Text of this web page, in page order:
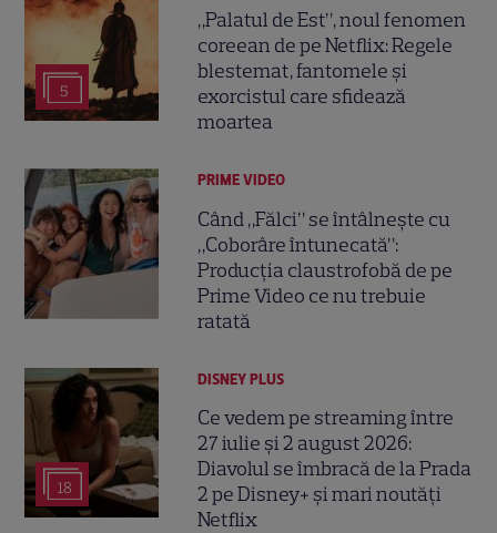
5
„Palatul de Est”, noul fenomen
coreean de pe Netflix: Regele
blestemat, fantomele și
exorcistul care sfidează
moartea
PRIME VIDEO
Când „Fălci” se întâlnește cu
„Coborâre întunecată”:
Producția claustrofobă de pe
Prime Video ce nu trebuie
ratată
18
DISNEY PLUS
Ce vedem pe streaming între
27 iulie și 2 august 2026:
Diavolul se îmbracă de la Prada
2 pe Disney+ și mari noutăți
Netflix